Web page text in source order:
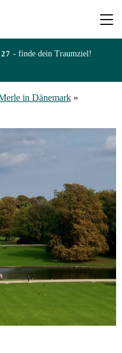
- finde dein Traumziel!
in Dänemark»